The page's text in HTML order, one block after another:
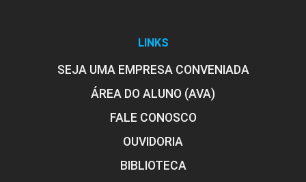
LINKS
SEJA UMA EMPRESA CONVENIADA
ÁREA DO ALUNO (AVA)
FALE CONOSCO
OUVIDORIA
BIBLIOTECA